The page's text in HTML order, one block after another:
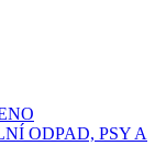
ODPAD, PSY A